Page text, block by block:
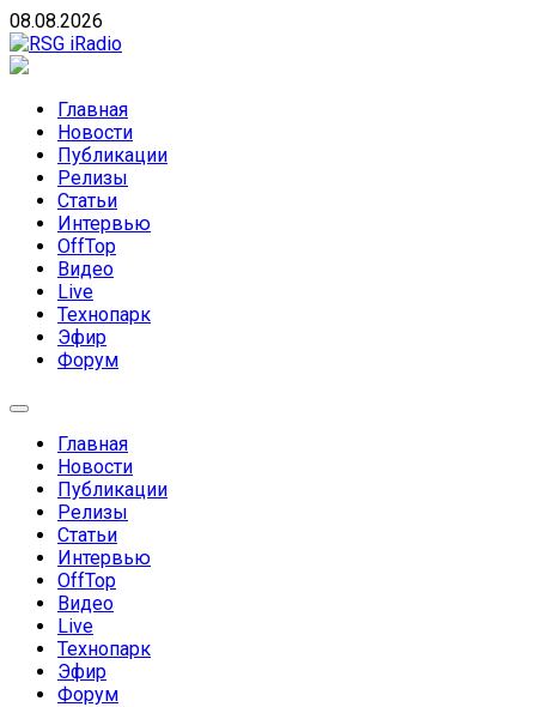
Skip
to
content
08.08.2026
направлений без возрастных ограничений
Главная
Новости
Публикации
Релизы
Статьи
Интервью
OffTop
Видео
Live
Технопарк
Эфир
Форум
Главная
Новости
Публикации
Релизы
Статьи
Интервью
OffTop
Видео
Live
Технопарк
Эфир
Форум